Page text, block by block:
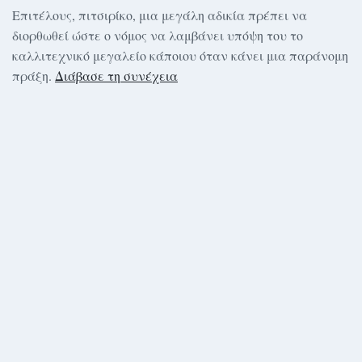
Επιτέλους, πιτσιρίκο, μια μεγάλη αδικία πρέπει να
διορθωθεί ώστε ο νόμος να λαμβάνει υπόψη του το
καλλιτεχνικό μεγαλείο κάποιου όταν κάνει μια παράνομη
πράξη. Διάβασε τη συνέχεια